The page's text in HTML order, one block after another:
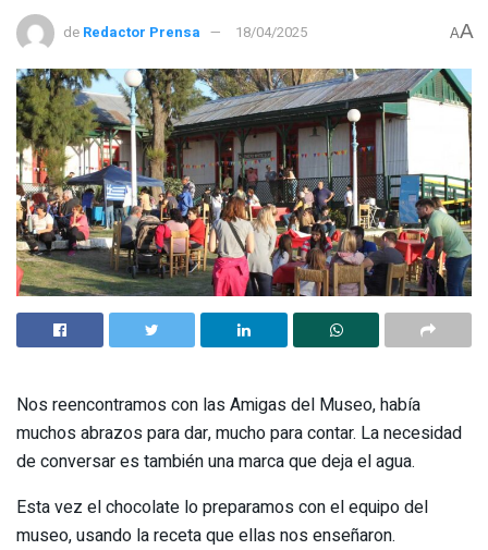
de Redactor Prensa 18/04/2025 AA
Nos reencontramos con las Amigas del Museo, había
muchos abrazos para dar, mucho para contar. La necesidad
de conversar es también una marca que deja el agua.
Esta vez el chocolate lo preparamos con el equipo del
museo, usando la receta que ellas nos enseñaron.